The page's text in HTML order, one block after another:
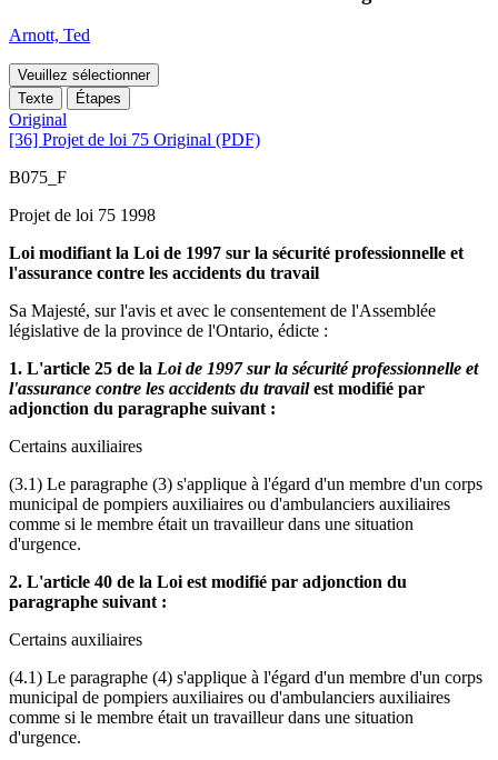
Arnott, Ted
Veuillez sélectionner
Texte
Étapes
Original
[36] Projet de loi 75 Original (PDF)
B075_F
Projet de loi 75 1998
Loi modifiant la Loi de 1997 sur la sécurité professionnelle et
l'assurance contre les accidents du travail
Sa Majesté, sur l'avis et avec le consentement de l'Assemblée
législative de la province de l'Ontario, édicte :
1. L'article 25 de la Loi de 1997 sur la sécurité professionnelle et
l'assurance contre les accidents du travailest modifié par
adjonction du paragraphe suivant :
Certains auxiliaires
(3.1) Le paragraphe (3) s'applique à l'égard d'un membre d'un corps
municipal de pompiers auxiliaires ou d'ambulanciers auxiliaires
comme si le membre était un travailleur dans une situation
d'urgence.
2. L'article 40 de la Loi est modifié par adjonction du
paragraphe suivant :
Certains auxiliaires
(4.1) Le paragraphe (4) s'applique à l'égard d'un membre d'un corps
municipal de pompiers auxiliaires ou d'ambulanciers auxiliaires
comme si le membre était un travailleur dans une situation
d'urgence.